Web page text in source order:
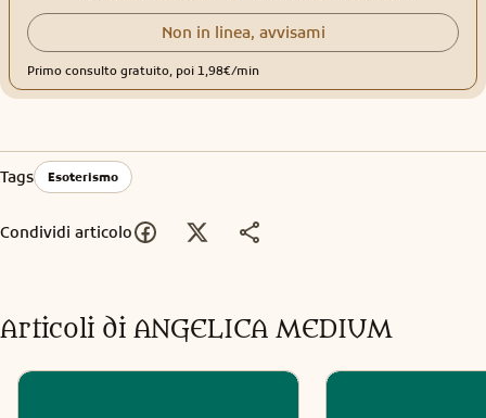
Non in linea, avvisami
Primo consulto gratuito, poi 1,98€/min
Tags Esoterismo
Condividi articolo
Articoli di ANGELICA MEDIUM